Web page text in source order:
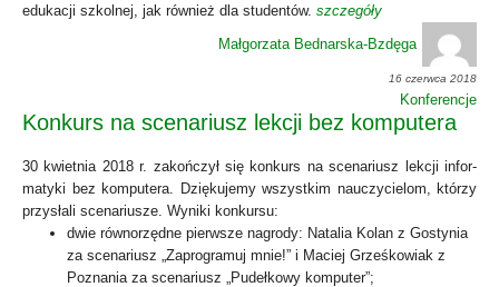
edu­ka­cji szkol­nej, jak rów­nież dla stu­den­tów. szcze­gó­ły
Małgorzata Bednarska-Bzdęga
16 czerwca 2018
Konferencje
Konkurs na scenariusz lekcji bez komputera
30 kwiet­nia 2018 r. zakoń­czył się kon­kurs na sce­na­riusz lek­cji infor­
ma­ty­ki bez kom­pu­te­ra. Dzię­ku­je­my wszyst­kim nauczy­cie­lom, któ­rzy
przy­sła­li sce­na­riu­sze. Wyni­ki kon­kur­su:
dwie rów­no­rzęd­ne pierw­sze nagro­dy: Nata­lia Kolan z Gosty­nia
za sce­na­riusz „Zapro­gra­muj mnie!” i Maciej Grześ­ko­wiak z
Pozna­nia za sce­na­riusz „Pudeł­ko­wy kom­pu­ter”;